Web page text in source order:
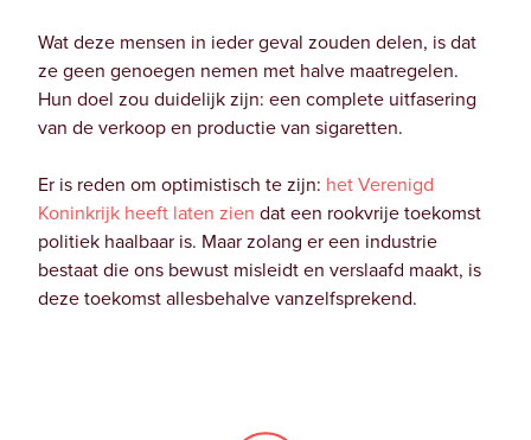
Wat deze mensen in ieder geval zouden delen, is dat
ze geen genoegen nemen met halve maatregelen.
Hun doel zou duidelijk zijn: een complete uitfasering
van de verkoop en productie van sigaretten.
Er is reden om optimistisch te zijn: het Verenigd
Koninkrijk heeft laten zien dat een rookvrije toekomst
politiek haalbaar is. Maar zolang er een industrie
bestaat die ons bewust misleidt en verslaafd maakt, is
deze toekomst allesbehalve vanzelfsprekend.